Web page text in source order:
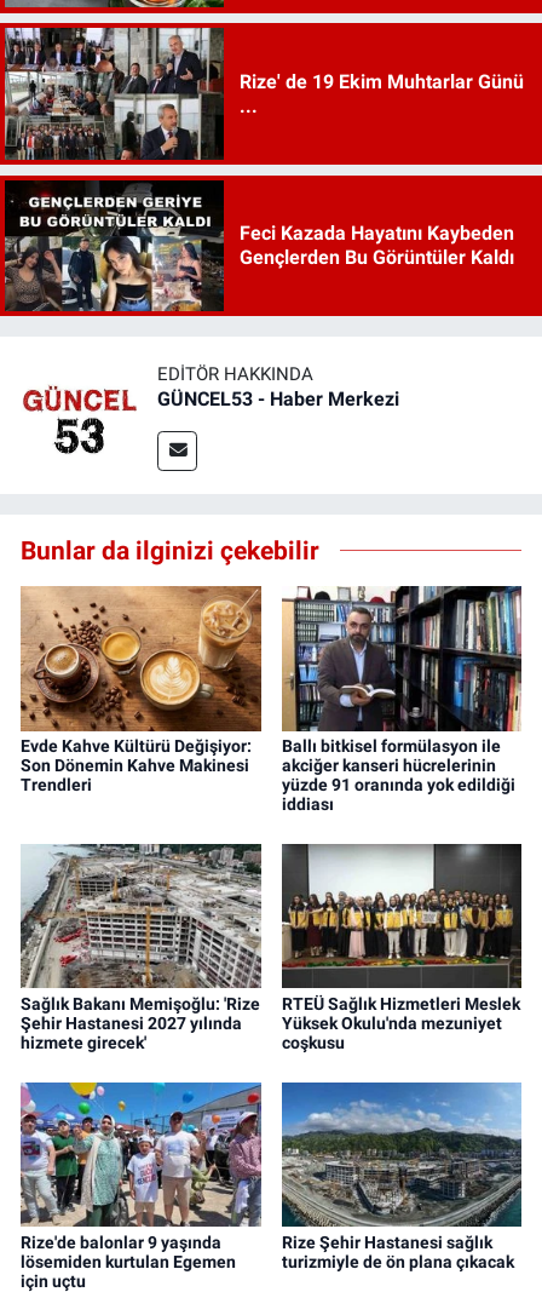
Rize' de 19 Ekim Muhtarlar Günü
...
Feci Kazada Hayatını Kaybeden
Gençlerden Bu Görüntüler Kaldı
EDITÖR HAKKINDA
GÜNCEL53 - Haber Merkezi
Bunlar da ilginizi çekebilir
Evde Kahve Kültürü Değişiyor:
Son Dönemin Kahve Makinesi
Trendleri
Ballı bitkisel formülasyon ile
akciğer kanseri hücrelerinin
yüzde 91 oranında yok edildiği
iddiası
Sağlık Bakanı Memişoğlu: 'Rize
Şehir Hastanesi 2027 yılında
hizmete girecek'
RTEÜ Sağlık Hizmetleri Meslek
Yüksek Okulu'nda mezuniyet
coşkusu
Rize'de balonlar 9 yaşında
lösemiden kurtulan Egemen
için uçtu
Rize Şehir Hastanesi sağlık
turizmiyle de ön plana çıkacak